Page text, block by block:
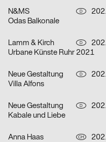
N&MS D
Odas Balkonale
Lamm & Kirch D
Urbane Künste Ruhr 2021
Neue Gestaltung D
Villa Alfons
Neue Gestaltung D
Kabale und Liebe
Anna Haas CH